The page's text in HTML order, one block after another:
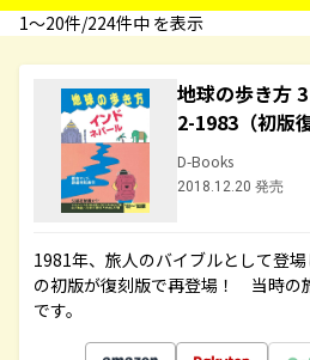
1〜20件/224件中 を表示
地球の歩き方
2-1983（初版
D-Books
2018.12.20 発売
1981年、旅人のバイブルとして登
の初版が復刻版で再登場！ 当時の
です。